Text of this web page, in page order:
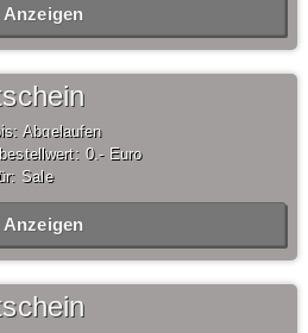
Anzeigen
Abgelaufen
0,- Euro
Sale
Anzeigen